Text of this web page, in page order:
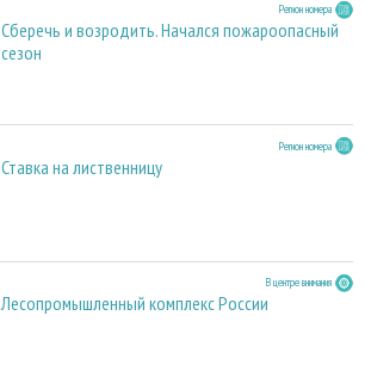
Регион номера
Сберечь и возродить. Начался пожароопасный
сезон
Регион номера
Ставка на лиственницу
В центре внимания
Лесопромышленный комплекс России